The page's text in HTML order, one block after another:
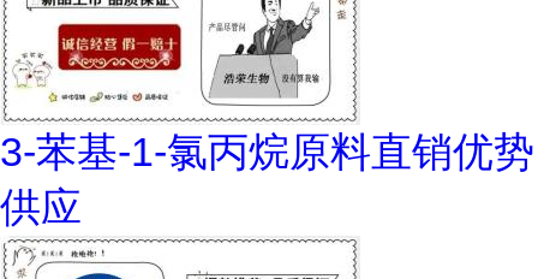
3-苯基-1-氯丙烷原料直销优势
供应